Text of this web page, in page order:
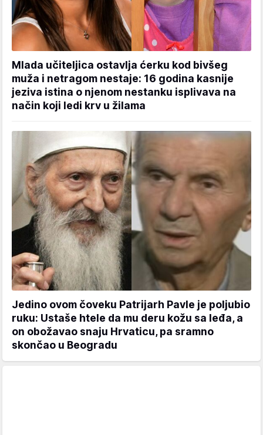
Mlada učiteljica ostavlja ćerku kod bivšeg
muža i netragom nestaje: 16 godina kasnije
jeziva istina o njenom nestanku isplivava na
način koji ledi krv u žilama
Jedino ovom čoveku Patrijarh Pavle je poljubio
ruku: Ustaše htele da mu deru kožu sa leđa, a
on obožavao snaju Hrvaticu, pa sramno
skončao u Beogradu